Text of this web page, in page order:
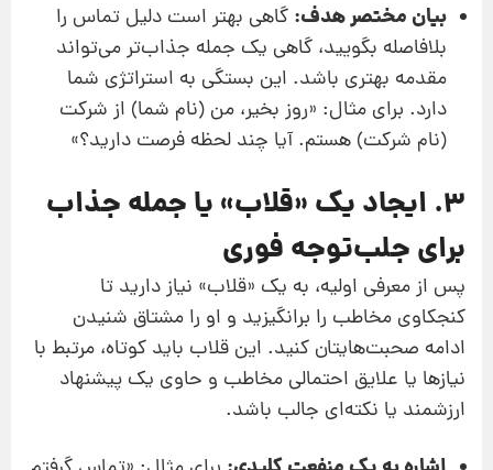
بیان مختصر هدف: گاهی بهتر است دلیل تماس را
بلافاصله بگویید، گاهی یک جمله جذاب‌تر می‌تواند
مقدمه بهتری باشد. این بستگی به استراتژی شما
دارد. برای مثال: «روز بخیر، من (نام شما) از شرکت
(نام شرکت) هستم. آیا چند لحظه فرصت دارید؟»
۳. ایجاد یک «قلاب» یا جمله جذاب
برای جلب‌توجه فوری
پس از معرفی اولیه، به یک «قلاب» نیاز دارید تا
کنجکاوی مخاطب را برانگیزید و او را مشتاق شنیدن
ادامه صحبت‌هایتان کنید. این قلاب باید کوتاه، مرتبط با
نیازها یا علایق احتمالی مخاطب و حاوی یک پیشنهاد
ارزشمند یا نکته‌ای جالب باشد.